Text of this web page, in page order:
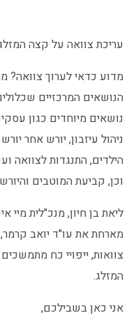
עריכת צוואה על קצה
מדוע כדאי לערוך צוואה?
הנושאים המרכזיים
נושאים מיוחדים כגון
ניהול עיזבון, יורש אחר
הילדים, התנגדות לצוואה
וכן, קביעת המוטבים
ליאת בן חיון, מנכ"לית מיי
מארחת את עו"ד יואב קרמר,
המזלג.
אני כאן בשבילכם,